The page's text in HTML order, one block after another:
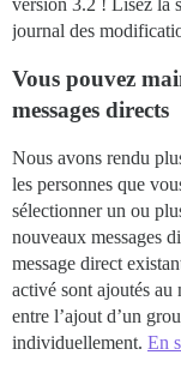
version 3.2 ! Lisez la
journal des
Vous pouvez
messages directs
Nous avons rendu
les personnes que
sélectionner un ou
nouveaux messages
message direct
activé sont ajoutés au
entre l’ajout d’un
individuellement. En